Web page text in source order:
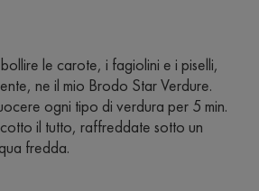
le carote, i fagiolini e i piselli,
ne il mio Brodo Star Verdure.
ogni tipo di verdura per 5 min.
il tutto, raffreddate sotto un
fredda.